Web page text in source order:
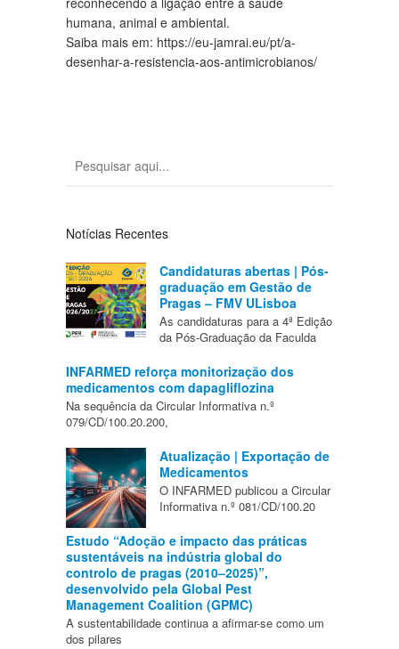
humana, animal e ambiental.
Saiba mais em: https://eu-jamrai.eu/pt/a-
desenhar-a-resistencia-aos-antimicrobianos/
Notícias Recentes
Candidaturas abertas | Pós-
graduação em Gestão de
Pragas – FMV ULisboa
As candidaturas para a 4ª Edição
da Pós-Graduação da Faculda
INFARMED reforça monitorização dos
medicamentos com dapagliflozina
Na sequência da Circular Informativa n.º
079/CD/100.20.200,
Atualização | Exportação de
Medicamentos
O INFARMED publicou a Circular
Informativa n.º 081/CD/100.20
Estudo “Adoção e impacto das práticas
sustentáveis na indústria global do
controlo de pragas (2010–2025)”,
desenvolvido pela Global Pest
Management Coalition (GPMC)
A sustentabilidade continua a afirmar-se como um
dos pilares